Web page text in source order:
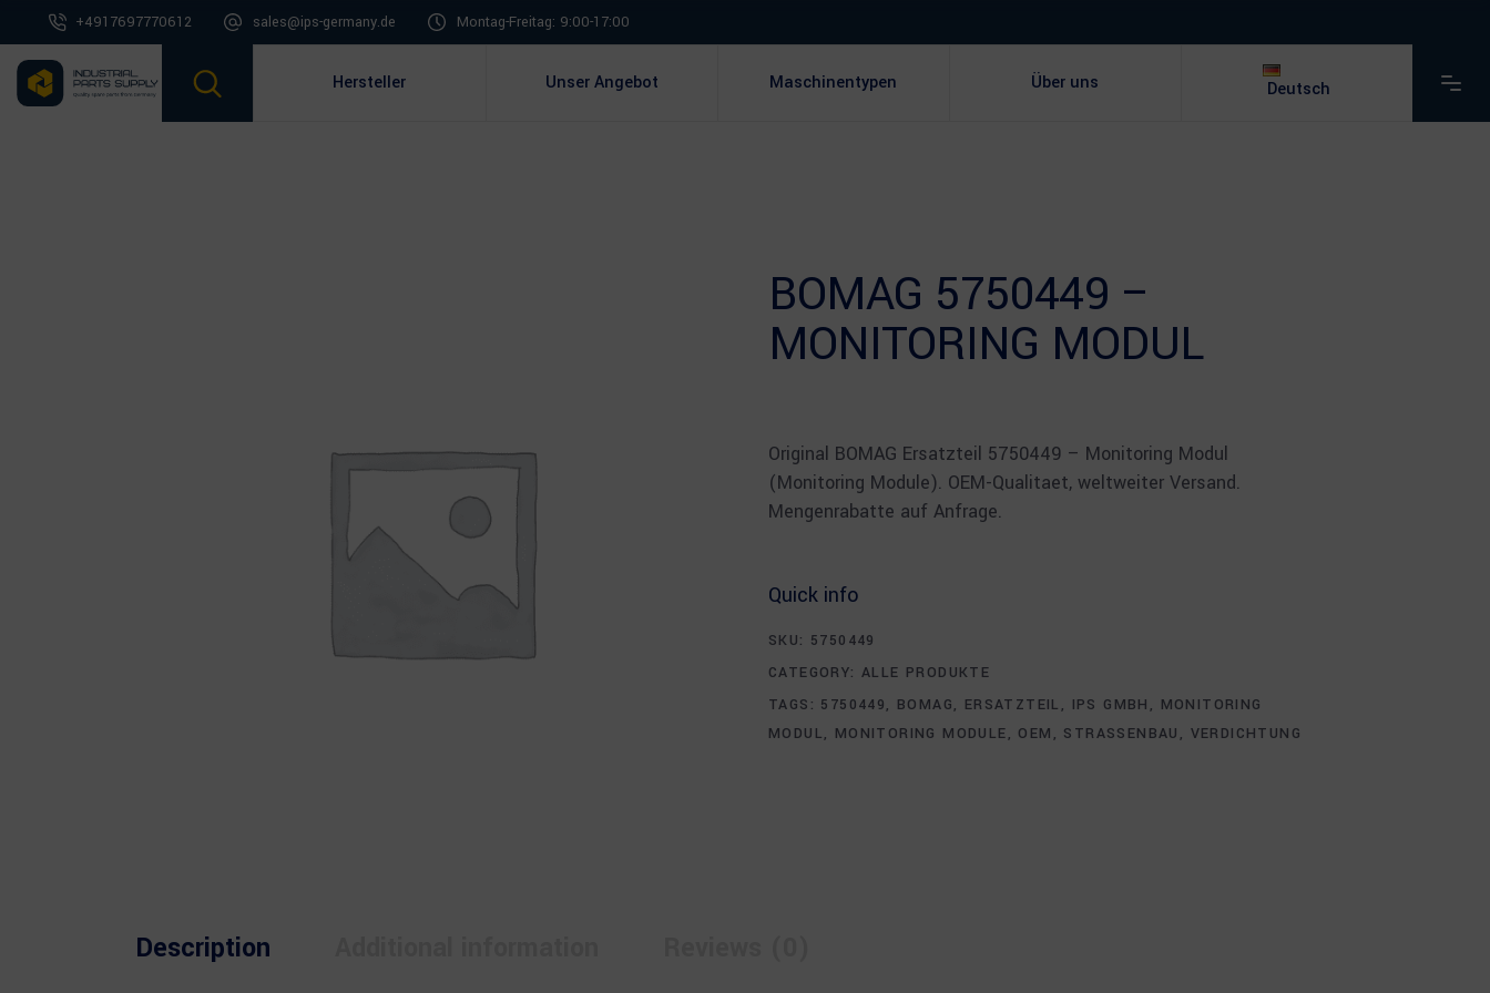
+4917697770612 sales@ips-germany.de Montag-Freitag: 9:00-17:00
Hersteller Unser Angebot Maschinentypen Über uns Deutsch
BOMAG 5750449 –
MONITORING MODUL
Original BOMAG Ersatzteil 5750449 – Monitoring Modul
(Monitoring Module). OEM-Qualitaet, weltweiter Versand.
Mengenrabatte auf Anfrage.
Quick info
SKU: 5750449
CATEGORY:ALLE PRODUKTE
TAGS: 5750449, BOMAG, ERSATZTEIL , IPS GMBH , MONITORING
MODUL, MONITORING MODULE, OEM , STRASSENBAU , VERDICHTUNG
Description